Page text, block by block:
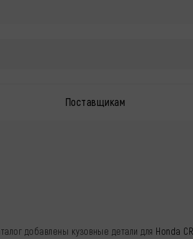
Поставщикам
добавлены кузовные детали для Honda